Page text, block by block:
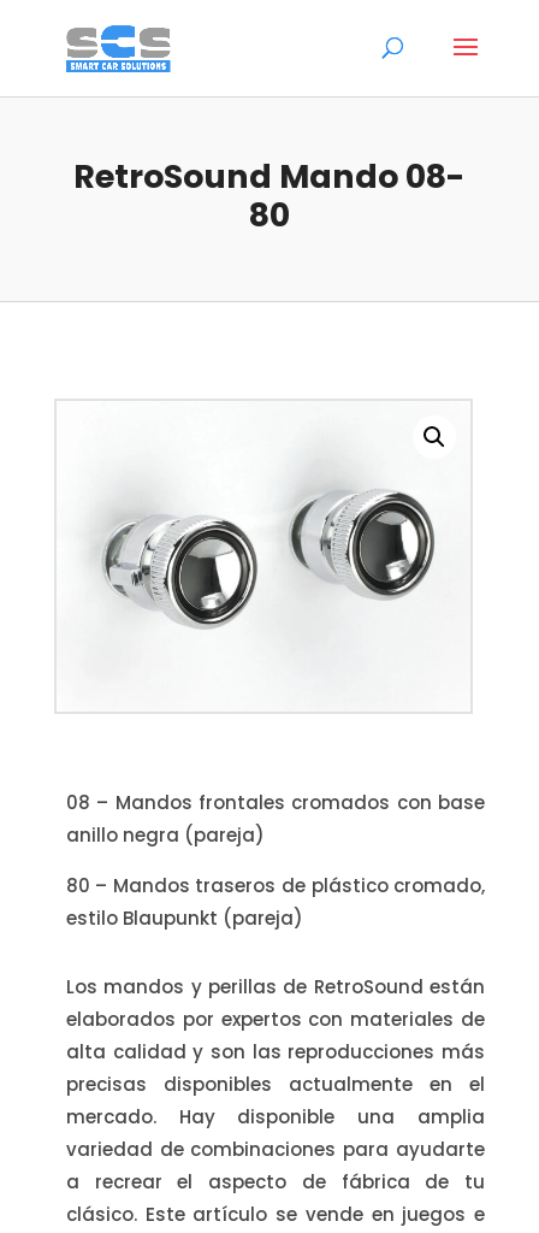
RetroSound Mando 08-
80
08 – Mandos frontales cromados con base
anillo negra (pareja)
80 – Mandos traseros de plástico cromado,
estilo Blaupunkt (pareja)
Los mandos y perillas de RetroSound están
elaborados por expertos con materiales de
alta calidad y son las reproducciones más
precisas disponibles actualmente en el
mercado. Hay disponible una amplia
variedad de combinaciones para ayudarte
a recrear el aspecto de fábrica de tu
clásico. Este artículo se vende en juegos e